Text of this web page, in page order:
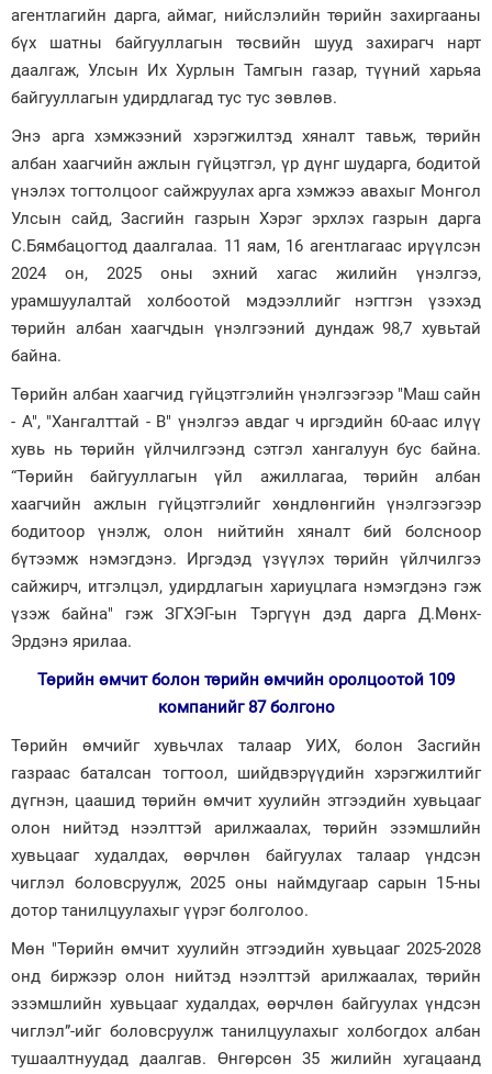
агентлагийн дарга, аймаг, нийслэлийн төрийн захиргааны
бүх шатны байгууллагын төсвийн шууд захирагч нарт
даалгаж, Улсын Их Хурлын Тамгын газар, түүний харьяа
байгууллагын удирдлагад тус тус зөвлөв.
Энэ арга хэмжээний хэрэгжилтэд хяналт тавьж, төрийн
албан хаагчийн ажлын гүйцэтгэл, үр дүнг шударга, бодитой
үнэлэх тогтолцоог сайжруулах арга хэмжээ авахыг Монгол
Улсын сайд, Засгийн газрын Хэрэг эрхлэх газрын дарга
С.Бямбацогтод даалгалаа. 11 яам, 16 агентлагаас ирүүлсэн
2024 он, 2025 оны эхний хагас жилийн үнэлгээ,
урамшуулалтай холбоотой мэдээллийг нэгтгэн үзэхэд
төрийн албан хаагчдын үнэлгээний дундаж 98,7 хувьтай
байна.
Төрийн албан хаагчид гүйцэтгэлийн үнэлгээгээр "Маш сайн
- А", "Xангалттай - В" үнэлгээ авдаг ч иргэдийн 60-аас илүү
хувь нь төрийн үйлчилгээнд сэтгэл хангалуун бус байна.
“Төрийн байгууллагын үйл ажиллагаа, төрийн албан
хаагчийн ажлын гүйцэтгэлийг хөндлөнгийн үнэлгээгээр
бодитоор үнэлж, олон нийтийн хяналт бий болсноор
бүтээмж нэмэгдэнэ. Иргэдэд үзүүлэх төрийн үйлчилгээ
сайжирч, итгэлцэл, удирдлагын хариуцлага нэмэгдэнэ гэж
үзэж байна" гэж ЗГХЭГ-ын Тэргүүн дэд дарга Д.Мөнх-
Эрдэнэ ярилаа.
Төрийн өмчит болон төрийн өмчийн оролцоотой 109
компанийг 87 болгоно
Төрийн өмчийг хувьчлах талаар УИХ, болон Засгийн
газраас баталсан тогтоол, шийдвэрүүдийн хэрэгжилтийг
дүгнэн, цаашид төрийн өмчит хуулийн этгээдийн хувьцааг
олон нийтэд нээлттэй арилжаалах, төрийн эзэмшлийн
хувьцааг худалдах, өөрчлөн байгуулах талаар үндсэн
чиглэл боловсруулж, 2025 оны наймдугаар сарын 15-ны
дотор танилцуулахыг үүрэг болголоо.
Мөн "Төрийн өмчит хуулийн этгээдийн хувьцааг 2025-2028
онд биржээр олон нийтэд нээлттэй арилжаалах, төрийн
эзэмшлийн хувьцааг худалдах, өөрчлөн байгуулах үндсэн
чиглэл”-ийг боловсруулж танилцуулахыг холбогдох албан
тушаалтнуудад даалгав. Өнгөрсөн 35 жилийн хугацаанд